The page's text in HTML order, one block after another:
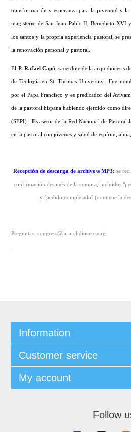
transformación y esperanza para la juventud y
magisterio de San Juan Pablo II, Benedicto XVI
los santos y la propria experiencia pastoral, se
la renovación personal y pastoral.
El P. Rafael Capó , sacerdote de la arquidiócesis
de Teología en St. Thomas University. Fue
por el Papa Francisco y es predicador del
de la pastoral hispana habiendo ejercido como
(SEPI). Es asesor de la Red Nacional de Pastoral
en la pastoral con jóvenes y salud de espíritu,
Recepción de descarga de archivo/s MP3: se
confirmación después de la compra, incluidos
y "pedido completado" (contiene la
Preguntas: congress@la-archdiocese.org
Information
Customer service
My account
Follow